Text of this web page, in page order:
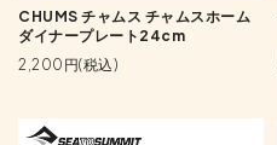
CHUMS チャムス チャムスホーム
ダイナープレート24cm
2,200円(税込)